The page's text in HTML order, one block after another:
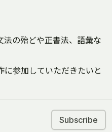
法の殆どや正書法、語彙な
参加していただきたいと
Subscribe